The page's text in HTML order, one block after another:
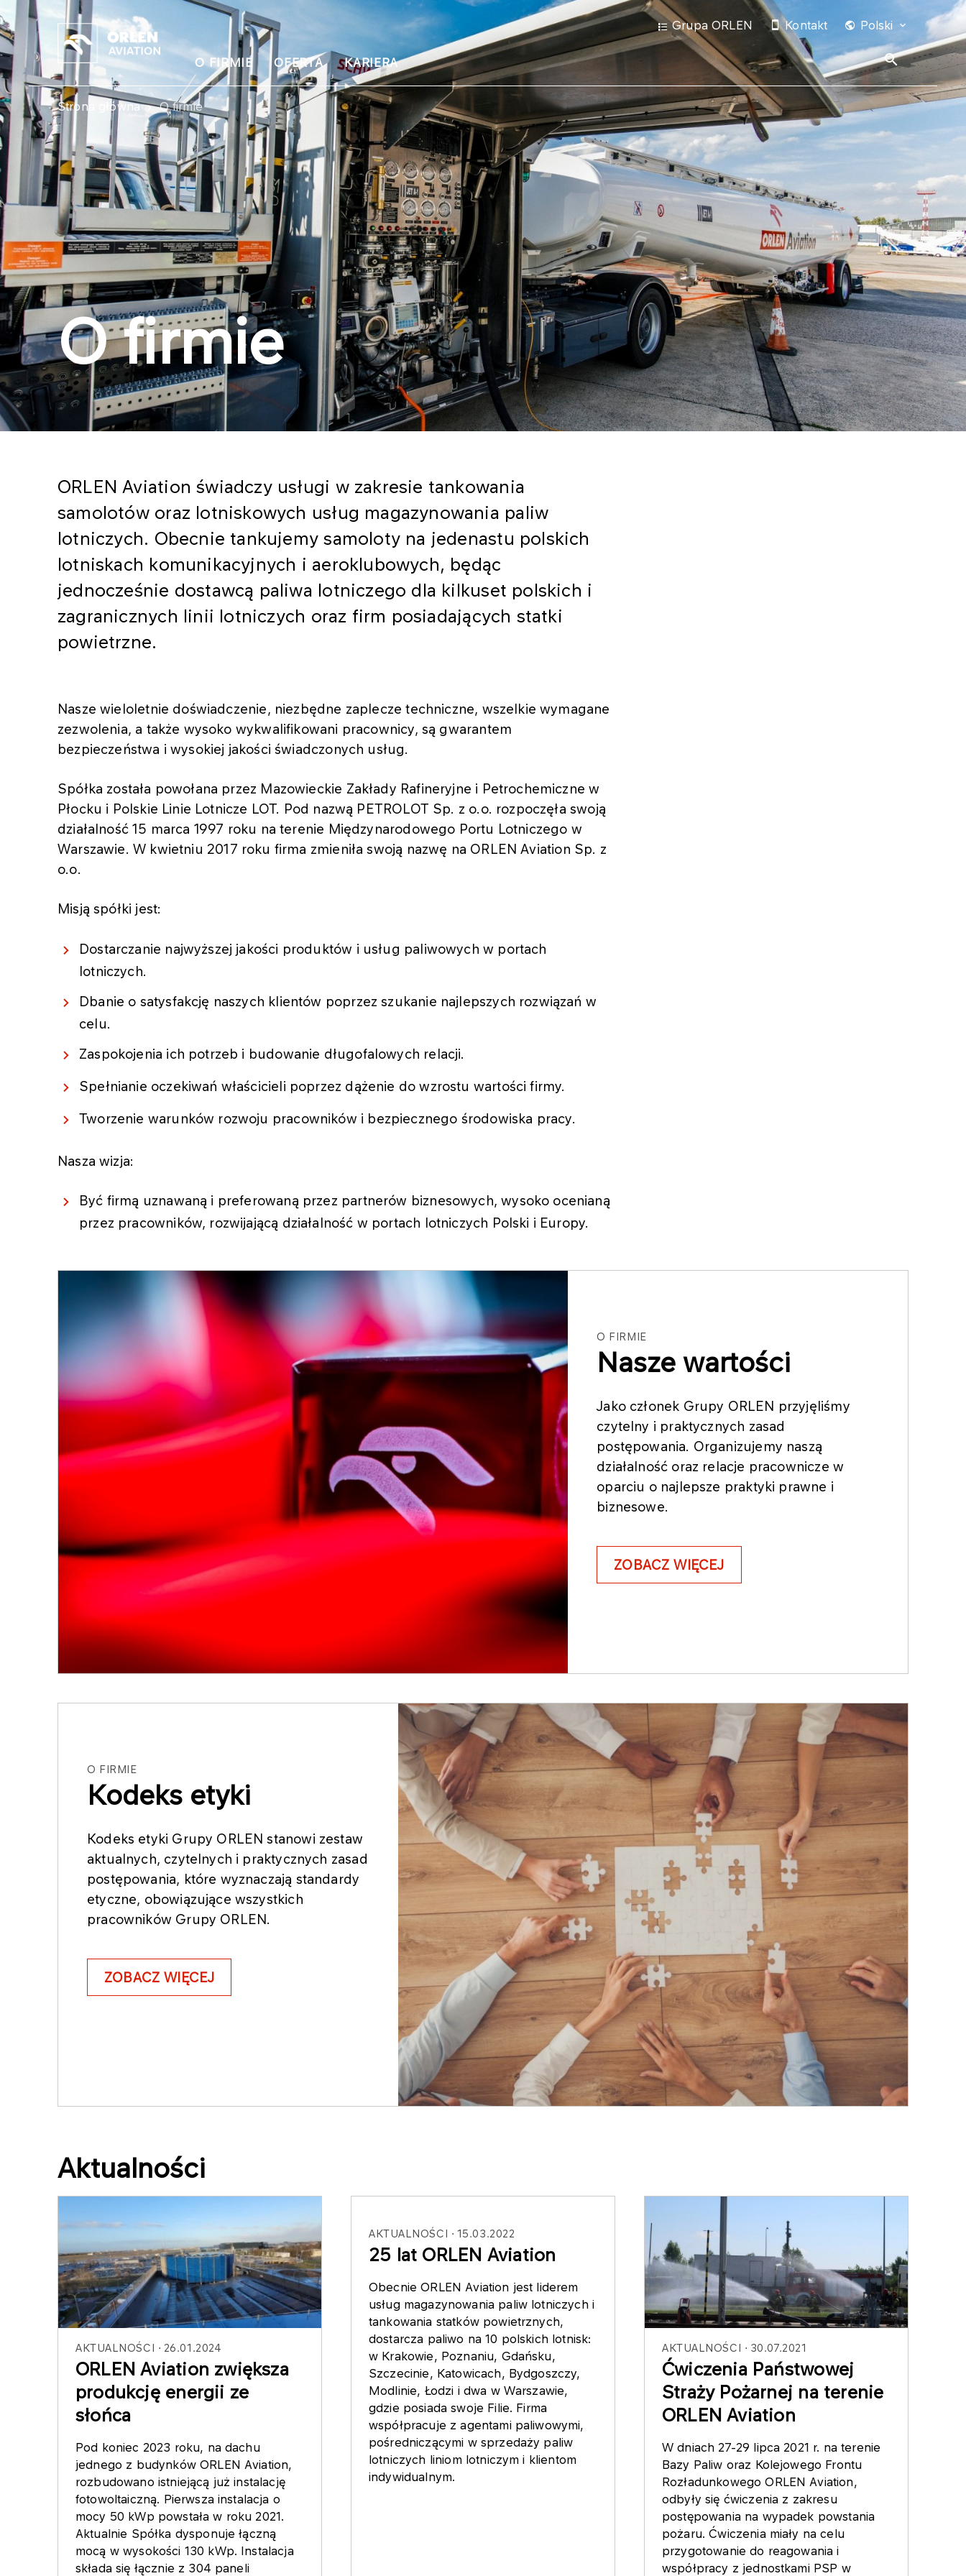
O FIRMIE OFERTA KARIERA
Grupa ORLEN Kontakt Polski
Strona główna O firmie
O firmie
ORLEN Aviation świadczy usługi w zakresie tankowania
samolotów oraz lotniskowych usług magazynowania paliw
lotniczych. Obecnie tankujemy samoloty na jedenastu polskich
lotniskach komunikacyjnych i aeroklubowych, będąc
jednocześnie dostawcą paliwa lotniczego dla kilkuset polskich i
zagranicznych linii lotniczych oraz firm posiadających statki
powietrzne.
Nasze wieloletnie doświadczenie, niezbędne zaplecze techniczne, wszelkie wymagane
zezwolenia, a także wysoko wykwalifikowani pracownicy, są gwarantem
bezpieczeństwa i wysokiej jakości świadczonych usług.
Spółka została powołana przez Mazowieckie Zakłady Rafineryjne i Petrochemiczne w
Płocku i Polskie Linie Lotnicze LOT. Pod nazwą PETROLOT Sp. z o.o. rozpoczęła swoją
działalność 15 marca 1997 roku na terenie Międzynarodowego Portu Lotniczego w
Warszawie. W kwietniu 2017 roku firma zmieniła swoją nazwę na ORLEN Aviation Sp. z
o.o.​
Misją spółki jest:
Dostarczanie najwyższej jakości produktów i usług paliwowych w portach
lotniczych.
Dbanie o satysfakcję naszych klientów poprzez szukanie najlepszych rozwiązań w
celu.
Zaspokojenia ich potrzeb i budowanie długofalowych relacji.
Spełnianie oczekiwań właścicieli poprzez dążenie do wzrostu wartości firmy.
Tworzenie warunków rozwoju pracowników i bezpiecznego środowiska pracy.
Nasza wizja:
Być firmą uznawaną i preferowaną przez partnerów biznesowych, wysoko ocenianą
przez pracowników, rozwijającą działalność w portach lotniczych Polski i Europy.​
O FIRMIE
Nasze wartości
Jako członek Grupy ORLEN przyjęliśmy
czytelny i praktycznych zasad
postępowania. Organizujemy naszą
działalność oraz relacje pracownicze w
oparciu o najlepsze praktyki prawne i
biznesowe.
ZOBACZ WIĘCEJ
O FIRMIE
Kodeks etyki
Kodeks etyki Grupy ORLEN stanowi zestaw
aktualnych, czytelnych i praktycznych zasad
postępowania, które wyznaczają standardy
etyczne, obowiązujące wszystkich
pracowników Grupy ORLEN.
ZOBACZ WIĘCEJ
Aktualności
AKTUALNOŚCI 26.01.2024
ORLEN Aviation zwiększa
produkcję energii ze
słońca
Pod koniec 2023 roku, na dachu
jednego z budynków ORLEN Aviation,
rozbudowano istniejącą już instalację
fotowoltaiczną. Pierwsza instalacja o
mocy 50 kWp powstała w roku 2021.
Aktualnie Spółka dysponuje łączną
mocą w wysokości 130 kWp. Instalacja
składa się łącznie z 304 paneli
AKTUALNOŚCI 15.03.2022
25 lat ORLEN Aviation
Obecnie ORLEN Aviation jest liderem
usług magazynowania paliw lotniczych i
tankowania statków powietrznych,
dostarcza paliwo na 10 polskich lotnisk:
w Krakowie, Poznaniu, Gdańsku,
Szczecinie, Katowicach, Bydgoszczy,
Modlinie, Łodzi i dwa w Warszawie,
gdzie posiada swoje Filie. Firma
współpracuje z agentami paliwowymi,
pośredniczącymi w sprzedaży paliw
lotniczych liniom lotniczym i klientom
indywidualnym.
AKTUALNOŚCI 30.07.2021
Ćwiczenia Państwowej
Straży Pożarnej na terenie
ORLEN Aviation
W dniach 27-29 lipca 2021 r. na terenie
Bazy Paliw oraz Kolejowego Frontu
Rozładunkowego ORLEN Aviation,
odbyły się ćwiczenia z zakresu
postępowania na wypadek powstania
pożaru. Ćwiczenia miały na celu
przygotowanie do reagowania i
współpracy z jednostkami PSP w